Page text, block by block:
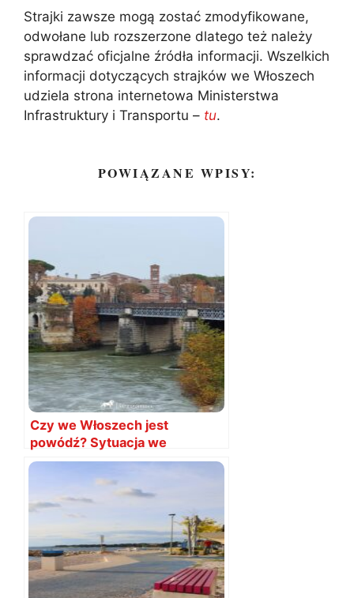
Strajki zawsze mogą zostać zmodyfikowane,
odwołane lub rozszerzone dlatego też należy
sprawdzać oficjalne źródła informacji. Wszelkich
informacji dotyczących strajków we Włoszech
udziela strona internetowa Ministerstwa
Infrastruktury i Transportu – tu.
POWIĄZANE WPISY:
Czy we Włoszech jest
powódź? Sytuacja we
wrześniu 2024
AKTUALIZACJA